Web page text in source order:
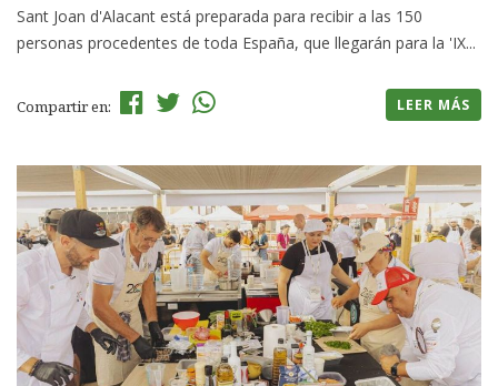
Sant Joan d'Alacant está preparada para recibir a las 150
personas procedentes de toda España, que llegarán para la 'IX...
Compartir en: LEER MÁS